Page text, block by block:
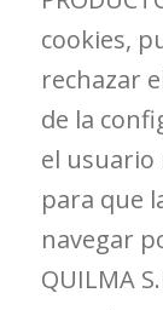
cookies,
rechazar
de la
el usuario
para que
navegar
QUILMA